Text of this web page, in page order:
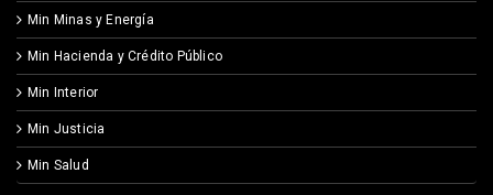
Min Minas y Energía
Min Hacienda y Crédito Público
Min Interior
Min Justicia
Min Salud